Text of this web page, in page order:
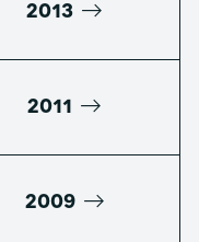
2013
2011
2009